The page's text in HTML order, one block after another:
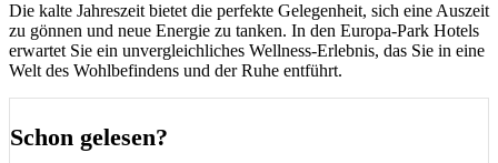
Die kalte Jahreszeit bietet die perfekte Gelegenheit, sich eine Auszeit
zu gönnen und neue Energie zu tanken. In den Europa-Park Hotels
erwartet Sie ein unvergleichliches Wellness-Erlebnis, das Sie in eine
Welt des Wohlbefindens und der Ruhe entführt.
Schon gelesen?